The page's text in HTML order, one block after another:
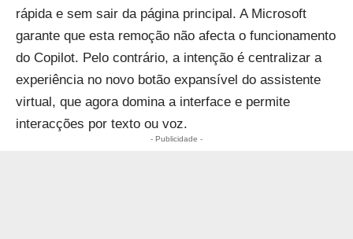
rápida e sem sair da página principal. A Microsoft
garante que esta remoção não afecta o funcionamento
do Copilot. Pelo contrário, a intenção é centralizar a
experiência no novo botão expansível do assistente
virtual, que agora domina a interface e permite
interacções por texto ou voz.
- Publicidade -